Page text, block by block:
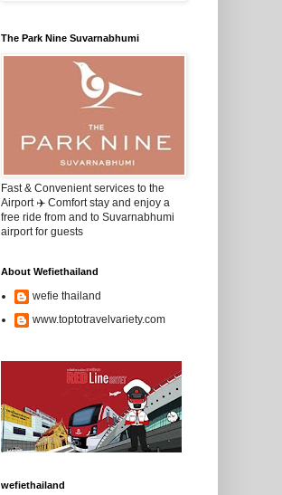
The Park Nine Suvarnabhumi
Fast & Convenient services to the
Airport ✈️ Comfort stay and enjoy a
free ride from and to Suvarnabhumi
airport for guests
About Wefiethailand
wefie thailand
www.toptotravelvariety.com
wefiethailand